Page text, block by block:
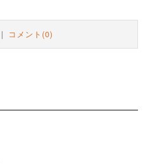
コメント(0)